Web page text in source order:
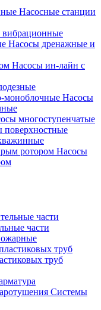
Насосные станции
Насосы дренажные и
Насосы ин-лайн с
Насосы
многоступенчатые
поверхностные
Насосы
части
труб
Системы